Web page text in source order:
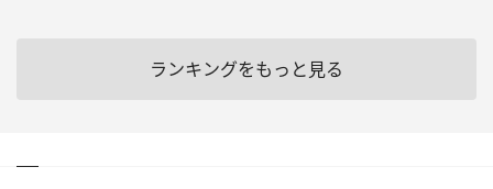
ランキングをもっと見る